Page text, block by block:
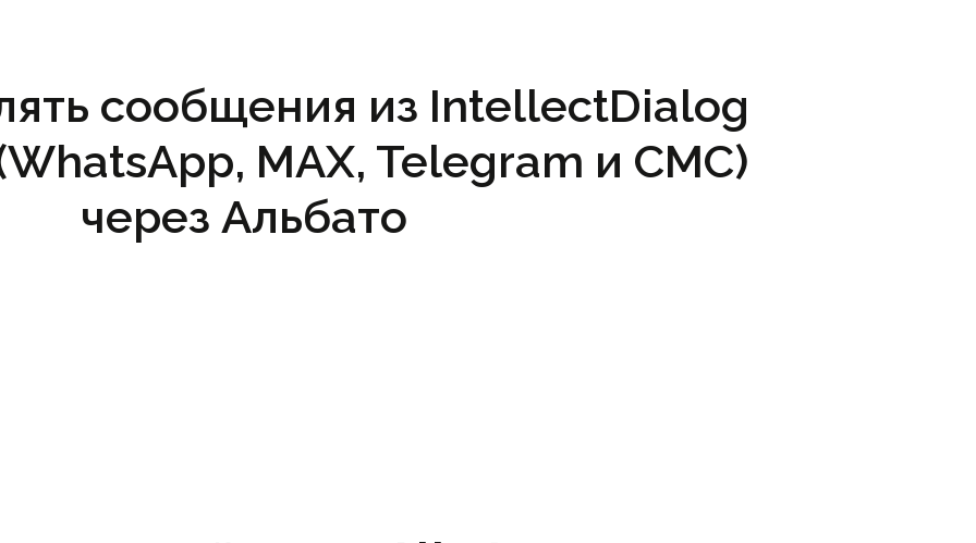
сообщения из IntellectDialog
MAX, Telegram и СМС)
через Альбато